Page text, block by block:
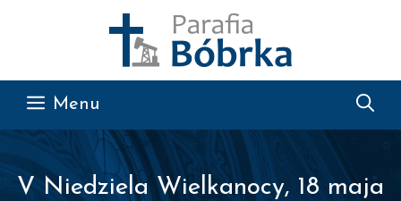
Menu
V Niedziela Wielkanocy, 18 maja